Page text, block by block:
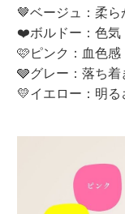
🤎ベージュ：柔
❤️ボルドー：色気
🩷ピンク：血色感
🩶グレー：落ち
💛イエロー：明